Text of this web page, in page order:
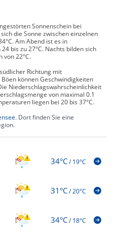
Sonnenschein bei
die Sonne zwischen einzelnen
Am Abend ist es in
bis zu 27°C. Nachts bilden sich
von 22°C.
Richtung mit
können Geschwindigkeiten
Niederschlagswahrscheinlichkeit
von maximal 0.1
liegen bei 20 bis 37°C.
. Dort finden Sie eine
34°C/19°C
31°C/20°C
34°C/18°C